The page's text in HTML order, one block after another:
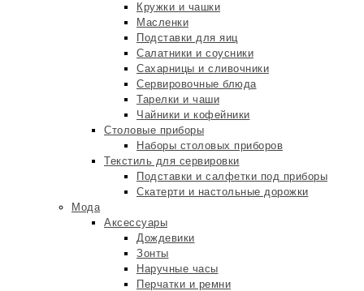
Кружки и чашки
Масленки
Подставки для яиц
Салатники и соусники
Сахарницы и сливочники
Сервировочные блюда
Тарелки и чаши
Чайники и кофейники
Столовые приборы
Наборы столовых приборов
Текстиль для сервировки
Подставки и салфетки под приборы
Скатерти и настольные дорожки
Мода
Аксессуары
Дождевики
Зонты
Наручные часы
Перчатки и ремни